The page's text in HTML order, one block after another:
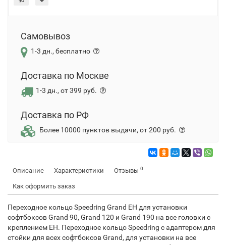
Самовывоз
1-3 дн., бесплатно
Доставка по Москве
1-3 дн., от 399 руб.
Доставка по РФ
Более 10000 пунктов выдачи, от 200 руб.
Описание Характеристики Отзывы 0
Как оформить заказ
Переходное кольцо Speedring Grand EH для установки
софтбоксов Grand 90, Grand 120 и Grand 190 на все головки с
креплением EH. Переходное кольцо Speedring с адаптером для
стойки для всех софтбоксов Grand, для установки на все